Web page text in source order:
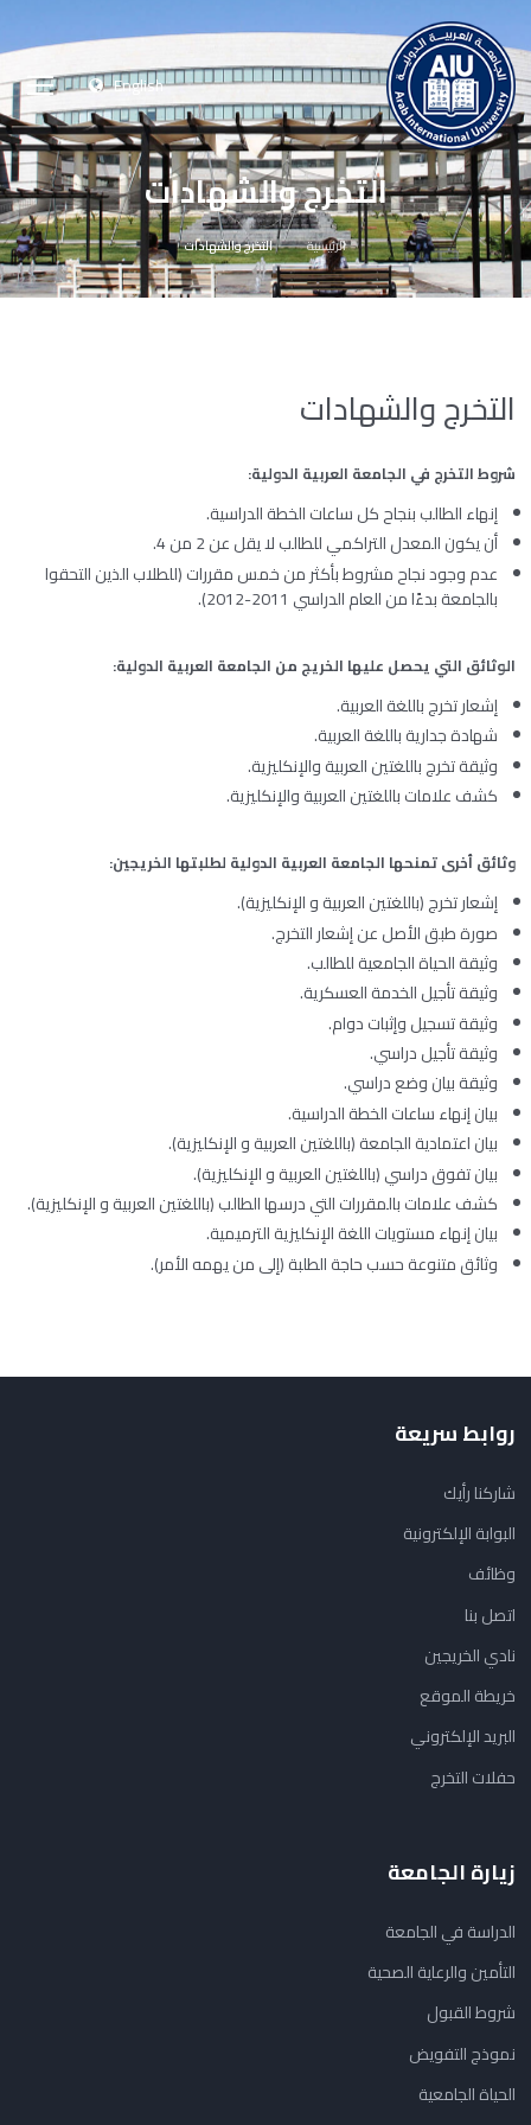
English
التخرج والشهادات
الرئيسية التخرج والشهادات
التخرج والشهادات
شروط التخرج في الجامعة العربية الدولية:
إنهاء الطالب بنجاح كل ساعات الخطة الدراسية.
أن يكون المعدل التراكمي للطالب لا يقل عن2من4
.
عدم وجود نجاح مشروط بأكثر من خمس مقررات (للطلاب الذين التحقوا
بالجامعة بدءًا من العام الدراسي 2011-2012
).
الوثائق التي يحصل عليها الخريج من الجامعة العربية الدولية:
إشعار تخرج باللغة العربية.
شهادة جدارية باللغة العربية.
وثيقة تخرج باللغتين العربية والإنكليزية.
كشف علامات باللغتين العربية والإنكليزية.
وثائق أخرى تمنحها الجامعة العربية الدولية لطلبتها الخريجين:
إشعار تخرج (باللغتين العربية و الإنكليزية).
صورة طبق الأصل عن إشعار التخرج.
وثيقة الحياة الجامعية للطالب.
وثيقة تأجيل الخدمة العسكرية.
وثيقة تسجيل وإثبات دوام.
وثيقة تأجيل دراسي.
وثيقة بيان وضع دراسي.
بيان إنهاء ساعات الخطة الدراسية.
بيان اعتمادية الجامعة (باللغتين العربية و الإنكليزية).
بيان تفوق دراسي (باللغتين العربية و الإنكليزية).
كشف علامات بالمقررات التي درسها الطالب (باللغتين العربية و الإنكليزية).
بيان إنهاء مستويات اللغة الإنكليزية الترميمية.
وثائق متنوعة حسب حاجة الطلبة (إلى من يهمه الأمر).
روابط سريعة
شاركنا رأيك
البوابة الإلكترونية
وظائف
اتصل بنا
نادي الخريجين
خريطة الموقع
البريد الإلكتروني
حفلات التخرج
زيارة الجامعة
الدراسة في الجامعة
التأمين والرعاية الصحية
شروط القبول
نموذج التفويض
الحياة الجامعية